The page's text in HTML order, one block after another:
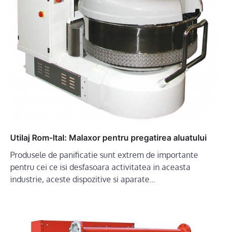
Utilaj Rom-Ital: Malaxor pentru pregatirea aluatului
Produsele de panificatie sunt extrem de importante
pentru cei ce isi desfasoara activitatea in aceasta
industrie, aceste dispozitive si aparate…